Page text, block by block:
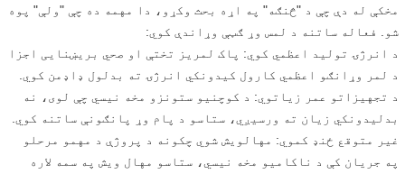
مخکې له دې چې د "څنګه" په اړه بحث وکړو، دا مهمه ده چې "ولې" پوه
شو. فعاله ساتنه د لمس وړ ګټې وړاندې کوي:
د انرژۍ تولید اعظمي کوي: پاک لمریز تختې او صحي بریښنایی اجزا
د لمر وړانګو اعظمي کارول کیدونکي انرژۍ ته بدلول ډاډمن کوي.
د تجهیزاتو عمر زیاتوي: د کوچنیو ستونزو مخه نیسي چې لوی، نه
بدلیدونکي زیان ته ورسیږي، ستاسو د پام وړ پانګونې ساتنه کوي.
غیر متوقع ځنډ کموي: مهالویش شوي چکونه د پروژې د مهمو مرحلو
په جریان کې د ناکامیو مخه نیسي، ستاسو مهال ویش په سمه لاره